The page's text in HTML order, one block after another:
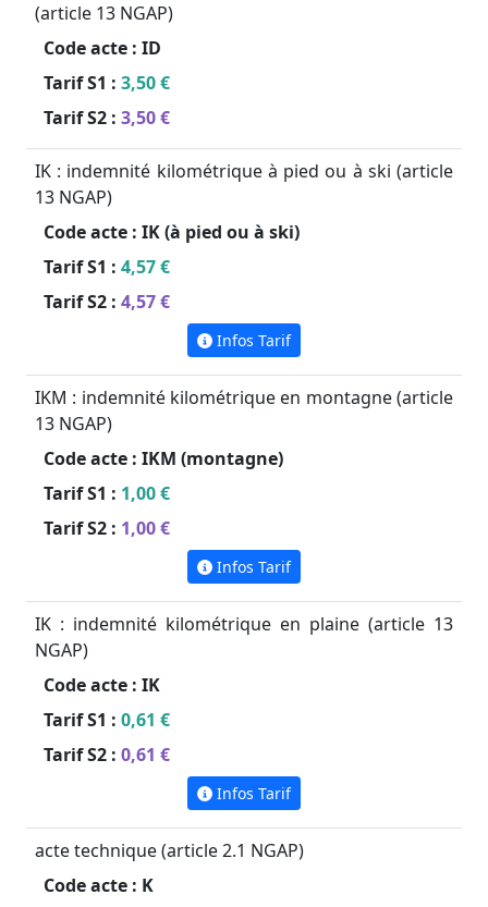
(article 13 NGAP)
Code acte : ID
Tarif S1 : 3,50 €
Tarif S2 : 3,50 €
IK : indemnité kilométrique à pied ou à ski (article
13 NGAP)
Code acte : IK (à pied ou à ski)
Tarif S1 : 4,57 €
Tarif S2 : 4,57 €
Infos Tarif
IKM : indemnité kilométrique en montagne (article
13 NGAP)
Code acte : IKM (montagne)
Tarif S1 : 1,00 €
Tarif S2 : 1,00 €
Infos Tarif
IK : indemnité kilométrique en plaine (article 13
NGAP)
Code acte : IK
Tarif S1 : 0,61 €
Tarif S2 : 0,61 €
Infos Tarif
acte technique (article 2.1 NGAP)
Code acte : K